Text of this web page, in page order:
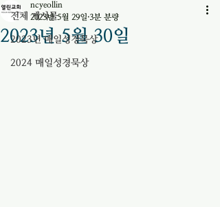
전체 게시물
2023년 매일성경묵상
2024 매일성경묵상
2023년 5월 30일
ncyeollin
2023년 5월 29일 3분 분량